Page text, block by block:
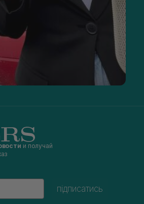
и получай
підписатись